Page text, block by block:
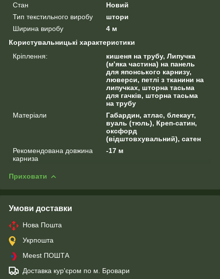
Стан
Новий
Тип текстильного виробу
штори
Ширина виробу
4 м
Користувальницькі характеристики
Кріплення:
кишеня на трубу, Липучка
(м’яка частина) на панель
для японського карнизу,
люверси, петлі з тканини на
липучках, шторна тасьма
для гачків, шторна тасьма
на трубу
Матеріали
Габардин, атлас, блекаут,
вуаль (тюль), Креп-сатин,
оксфорд
(відштовхувальний), сатен
Рекомендована довжина
карниза
-17 м
Приховати
Умови доставки
Нова Пошта
Укрпошта
Meest ПОШТА
Доставка кур'єром по м. Бровари